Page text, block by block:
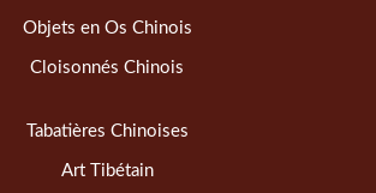
Objets en Os Chinois
Cloisonnés Chinois
Tabatières Chinoises
Art Tibétain